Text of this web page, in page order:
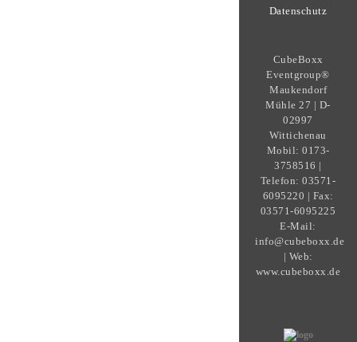
Datenschutz
CubeBoxx
Eventgroup®
Maukendorf
Mühle 27 | D-
02997
Wittichenau
Mobil: 0173-
3758516 |
Telefon: 03571-
6095220 | Fax:
03571-6095225
E-Mail:
info@cubeboxx.de
| Web:
www.cubeboxx.de